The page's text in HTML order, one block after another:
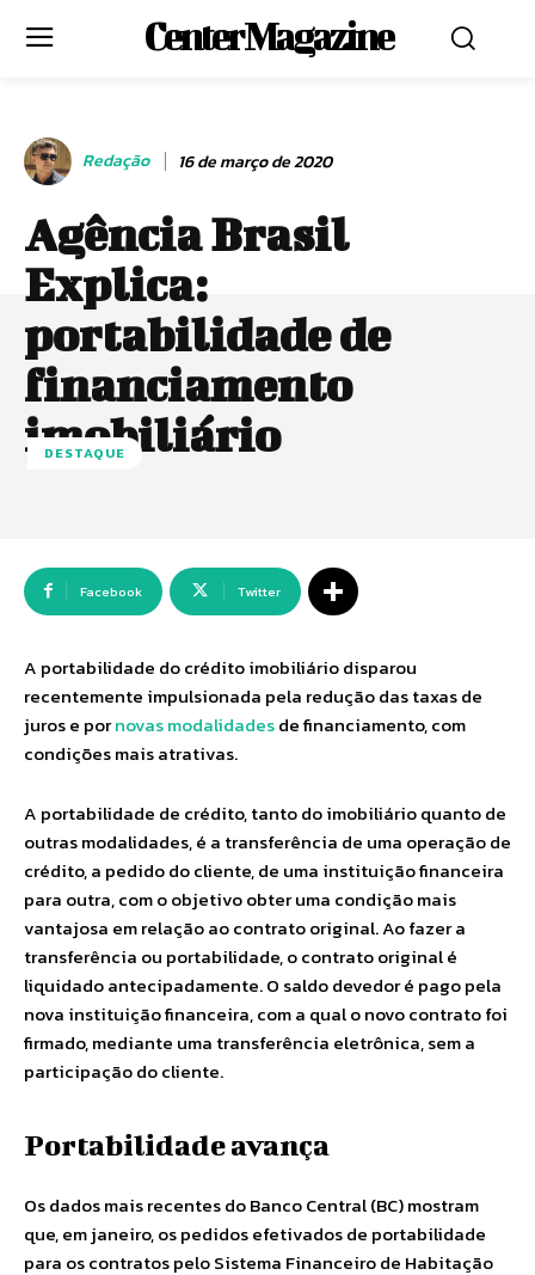
Center Magazine
Redação 16 de março de 2020
Agência Brasil
Explica:
portabilidade de
financiamento
imobiliário
DESTAQUE
Facebook Twitter
A portabilidade do crédito imobiliário disparou
recentemente impulsionada pela redução das taxas de
juros e pornovas modalidadesde financiamento, com
condições mais atrativas.
A portabilidade de crédito, tanto do imobiliário quanto de
outras modalidades, é a transferência de uma operação de
crédito, a pedido do cliente, de uma instituição financeira
para outra, com o objetivo obter uma condição mais
vantajosa em relação ao contrato original. Ao fazer a
transferência ou portabilidade, o contrato original é
liquidado antecipadamente. O saldo devedor é pago pela
nova instituição financeira, com a qual o novo contrato foi
firmado, mediante uma transferência eletrônica, sem a
participação do cliente.
Portabilidade avança
Os dados mais recentes do Banco Central (BC) mostram
que, em janeiro, os pedidos efetivados de portabilidade
para os contratos pelo Sistema Financeiro de Habitação